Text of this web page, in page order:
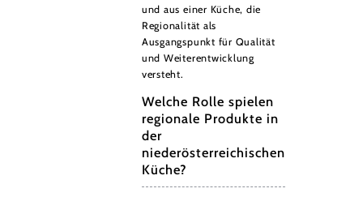
und aus einer Küche, die
Regionalität als
Ausgangspunkt für Qualität
und Weiterentwicklung
versteht.
Welche Rolle spielen
regionale Produkte in
der
niederösterreichischen
Küche?